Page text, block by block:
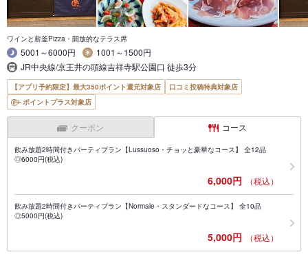
ワインと薪釜Pizza・開放的なテラス席
5001～6000円
1001～1500円
JR中央線/京王井の頭線吉祥寺駅公園口 徒歩3分
【アプリ予約限定】最大350ポイント還元対象店
口コミ投稿特典対象店
ポイントプラス対象店
クーポン コース
飲み放題2時間付きパーティプラン【Lussuoso・チョッと豪華なコース】 全12品
◎6000円(税込)
6,000円 （税込）
飲み放題2時間付きパーティプラン【Normale・スタンダードなコース】 全10品
◎5000円(税込)
5,000円 （税込）